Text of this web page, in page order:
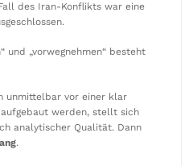
des Iran-Konflikts war eine
und „vorwegnehmen“ besteht
unmittelbar vor einer klar
werden, stellt sich
analytischer Qualität. Dann
.